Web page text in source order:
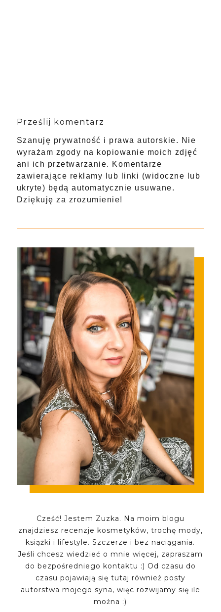
Prześlij komentarz
Szanuję prywatność i prawa autorskie. Nie
wyrażam zgody na kopiowanie moich zdjęć
ani ich przetwarzanie. Komentarze
zawierające reklamy lub linki (widoczne lub
ukryte) będą automatycznie usuwane.
Dziękuję za zrozumienie!
Cześć! Jestem Zuzka. Na moim blogu
znajdziesz recenzje kosmetyków, trochę mody,
książki i lifestyle. Szczerze i bez naciągania.
Jeśli chcesz wiedzieć o mnie więcej, zapraszam
do bezpośredniego kontaktu :) Od czasu do
czasu pojawiają się tutaj również posty
autorstwa mojego syna, więc rozwijamy się ile
można :)